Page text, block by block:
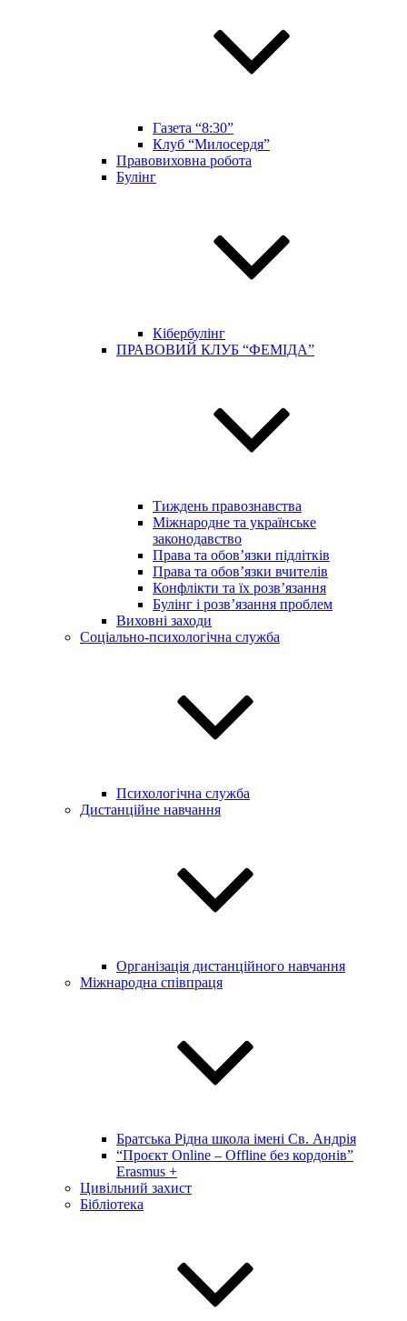
Газета “8:30”
Клуб “Милосердя”
Правовиховна робота
Булінг
Кібербулінг
ПРАВОВИЙ КЛУБ “ФЕМІДА”
Тиждень правознавства
Міжнародне та українське
законодавство
Права та обов’язки підлітків
Права та обов’язки вчителів
Конфлікти та їх розв’язання
Булінг і розв’язання проблем
Виховні заходи
Соціально-психологічна служба
Психологічна служба
Дистанційне навчання
Організація дистанційного навчання
Міжнародна співпраця
Братська Рідна школа імені Св. Андрія
“Проєкт Online – Offline без кордонів”
Erasmus +
Цивільний захист
Бібліотека